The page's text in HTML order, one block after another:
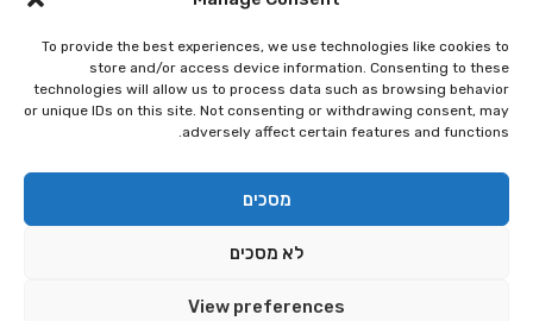
To provide the best experiences, we use technologies like cookies to
store and/or access device information. Consenting to these
technologies will allow us to process data such as browsing behavior
or unique IDs on this site. Not consenting or withdrawing consent, may
adversely affect certain features and functions.
מסכים
לא מסכים
View preferences